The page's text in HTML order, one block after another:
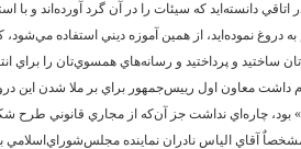
دانسته‌ايد که سيئات را در آن گرد آورده‌اند و با
نموده‌ايد، از همين آموزه ديني استفاده مي‌شود،
ساختيد و پرداختيد و رسانه‌هاي همسوي‌تان را براي
داشت معاون اول رييس‌جمهور براي بر ملا شدن اين
چاره‌اي نداشت جز آن‌که از مجاري قانوني طرح
مشخصاٌ آقاي الياس نادران نماينده